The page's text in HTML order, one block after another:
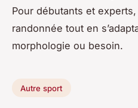
Pour débutants et
randonnée tout en
morphologie ou besoin.
Autre sport